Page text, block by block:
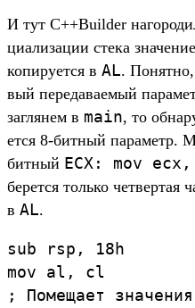
И тут C++Builder
циали­зации сте­ка
копиру­ется в AL.
вый переда­ваемый
заг­лянем в main, то
ется 8-бит­ный параметр.
бит­ный ECX: mov ecx,
берет­ся толь­ко чет­вертая
в AL.
sub rsp ,
18h
mov
al ,
cl
; Помещает значения